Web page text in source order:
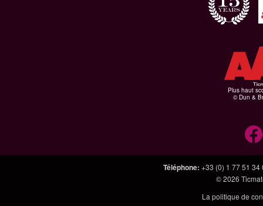
Plus haut
© Dun &
Téléphone: +33 (0) 1 77 51 34
© 2026
La politique de